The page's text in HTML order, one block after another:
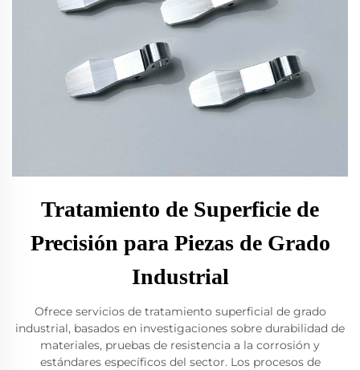
Tratamiento de Superficie de
Precisión para Piezas de Grado
Industrial
Ofrece servicios de tratamiento superficial de grado
industrial, basados en investigaciones sobre durabilidad de
materiales, pruebas de resistencia a la corrosión y
estándares específicos del sector. Los procesos de